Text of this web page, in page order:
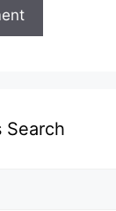
Search